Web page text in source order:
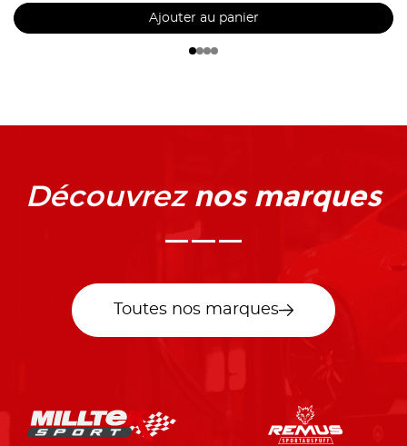
Ajouter au panier
Découvrez nos marques
Toutes nos marques